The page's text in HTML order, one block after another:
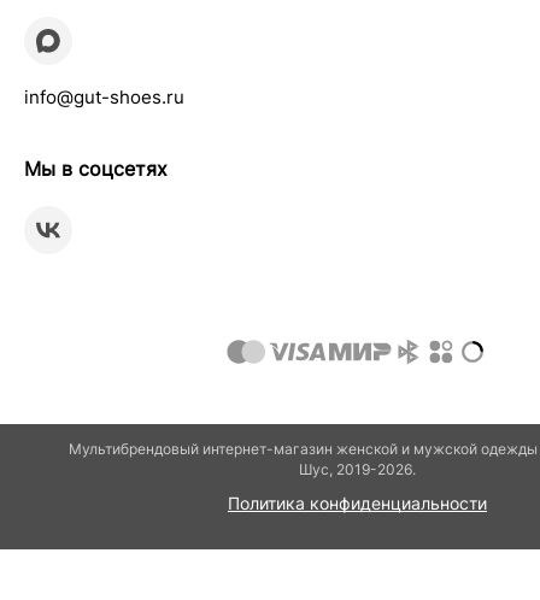
info@gut-shoes.ru
Мы в соцсетях
Мультибрендовый интернет-магазин женской и мужской
Шуc, 2019-2026.
Политика конфиденциальности